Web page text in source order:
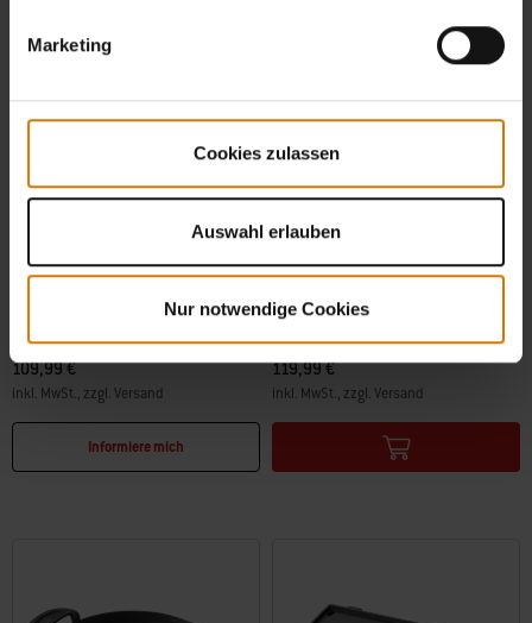
Marketing
Cookies zulassen
Auswahl erlauben
Nur notwendige Cookies
Für Lumin Elektrogrill
109,99 €
inkl. MwSt., zzgl. Versand
Color Options
Informiere mich
Kompatibel mit ausgewählten Spirit und
SmokeFire Grills
119,99 €
inkl. MwSt., zzgl. Versand
Color Options